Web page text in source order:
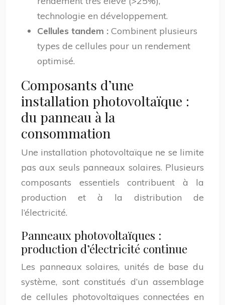
technologie en développement.
Cellules tandem : Combinent plusieurs
types de cellules pour un rendement
optimisé.
Composants d’une
installation photovoltaïque :
du panneau à la
consommation
Une installation photovoltaïque ne se limite
pas aux seuls panneaux solaires. Plusieurs
composants essentiels contribuent à la
production et à la distribution de
l’électricité.
Panneaux photovoltaïques :
production d’électricité continue
Les panneaux solaires, unités de base du
système, sont constitués d’un assemblage
de cellules photovoltaïques connectées en